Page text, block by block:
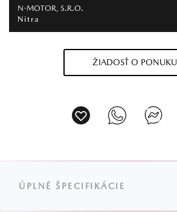
N-MOTOR, S.R.O.
Nitra
ŽIADOSŤ O PONUKU
ÚPLNÉ ŠPECIFIKÁCIE